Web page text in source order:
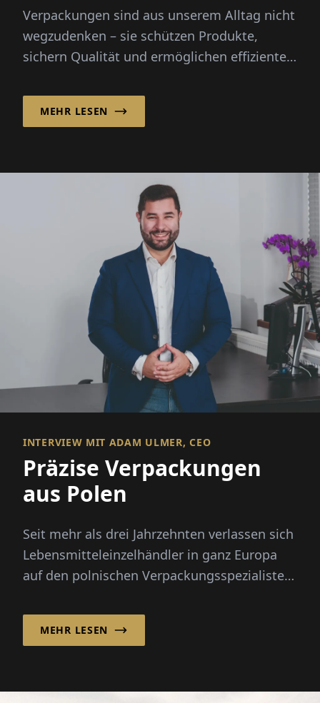
Verpackungen sind aus unserem Alltag nicht
wegzudenken – sie schützen Produkte,
sichern Qualität und ermöglichen effiziente
MEHR LESEN
INTERVIEW MIT ADAM ULMER, CEO
Präzise Verpackungen
aus Polen
Seit mehr als drei Jahrzehnten verlassen sich
Lebensmitteleinzelhändler in ganz Europa
auf den polnischen Verpackungsspezialisten
gefrorenes Obst...
MEHR LESEN